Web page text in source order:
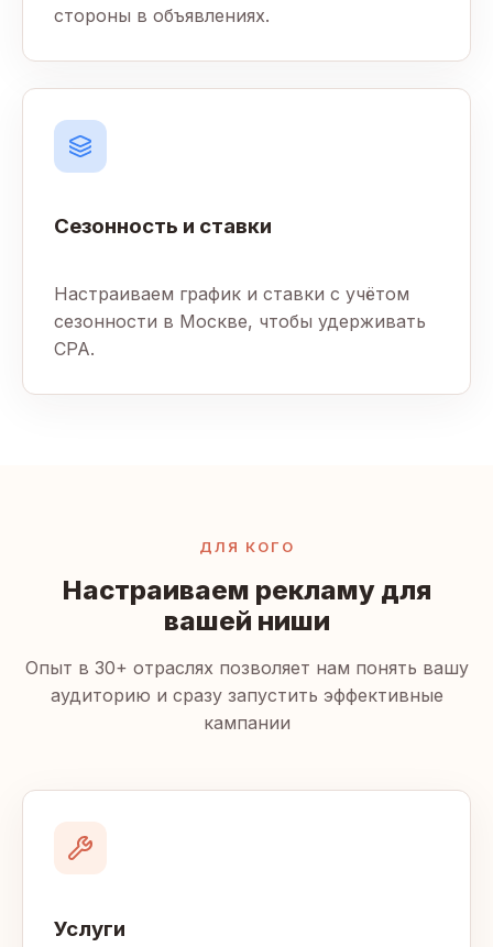
стороны в объявлениях.
Сезонность и ставки
Настраиваем график и ставки с учётом
сезонности в Москве, чтобы удерживать
CPA.
ДЛЯ КОГО
Настраиваем рекламу для
вашей ниши
Опыт в 30+ отраслях позволяет нам понять вашу
аудиторию и сразу запустить эффективные
кампании
Услуги